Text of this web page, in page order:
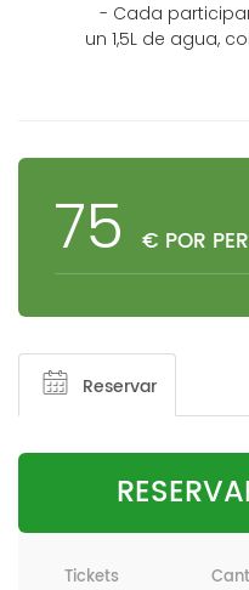
- Cada
un 1,5L de agua,
75 € POR
Reservar
Tickets